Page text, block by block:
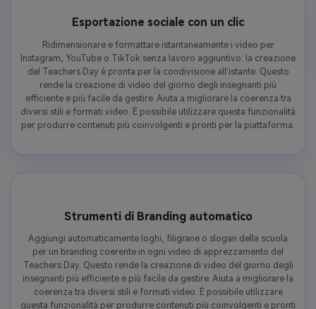
Esportazione sociale con un clic
Ridimensionare e formattare istantaneamente i video per
Instagram, YouTube o TikTok senza lavoro aggiuntivo: la creazione
del Teachers Day è pronta per la condivisione all'istante. Questo
rende la creazione di video del giorno degli insegnanti più
efficiente e più facile da gestire. Aiuta a migliorare la coerenza tra
diversi stili e formati video. È possibile utilizzare questa funzionalità
per produrre contenuti più coinvolgenti e pronti per la piattaforma.
Strumenti di Branding automatico
Aggiungi automaticamente loghi, filigrane o slogan della scuola
per un branding coerente in ogni video di apprezzamento del
Teachers Day. Questo rende la creazione di video del giorno degli
insegnanti più efficiente e più facile da gestire. Aiuta a migliorare la
coerenza tra diversi stili e formati video. È possibile utilizzare
questa funzionalità per produrre contenuti più coinvolgenti e pronti